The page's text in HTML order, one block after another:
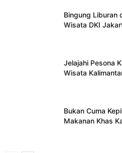
Bingung Liburan
Wisata DKI
Jelajahi Pesona
Wisata
Bukan Cuma
Makanan Khas